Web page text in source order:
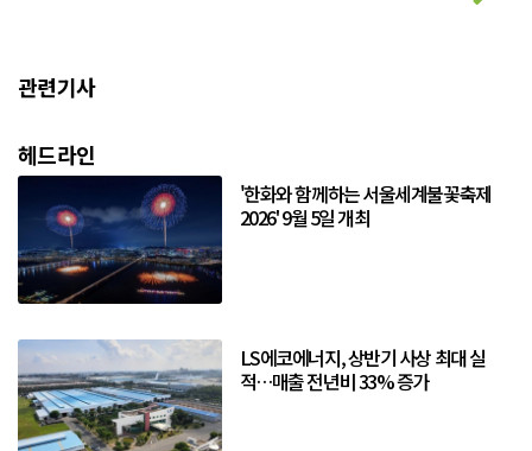
관련기사
헤드라인
'한화와 함께하는 서울세계불꽃축제
2026' 9월 5일 개최
LS에코에너지, 상반기 사상 최대 실
적…매출 전년비 33% 증가